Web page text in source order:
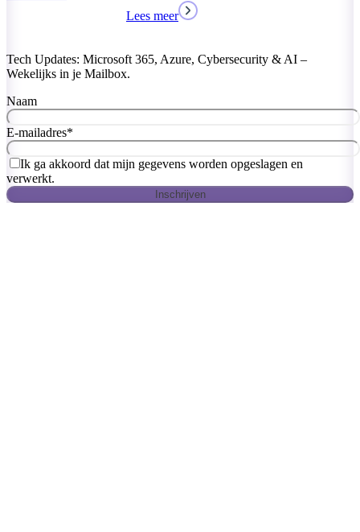
Tech Updates: Microsoft 365, Azure, Cybersecurity & AI –
Wekelijks in je Mailbox.
Naam
E-mailadres*
Ik ga akkoord dat mijn gegevens worden opgeslagen en
verwerkt.
Inschrijven